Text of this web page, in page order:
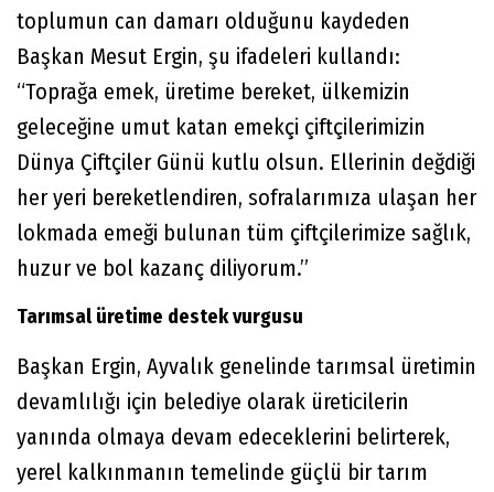
toplumun can damarı olduğunu kaydeden
Başkan Mesut Ergin, şu ifadeleri kullandı:
“Toprağa emek, üretime bereket, ülkemizin
geleceğine umut katan emekçi çiftçilerimizin
Dünya Çiftçiler Günü kutlu olsun. Ellerinin değdiği
her yeri bereketlendiren, sofralarımıza ulaşan her
lokmada emeği bulunan tüm çiftçilerimize sağlık,
huzur ve bol kazanç diliyorum.”
Tarımsal üretime destek vurgusu
Başkan Ergin, Ayvalık genelinde tarımsal üretimin
devamlılığı için belediye olarak üreticilerin
yanında olmaya devam edeceklerini belirterek,
yerel kalkınmanın temelinde güçlü bir tarım